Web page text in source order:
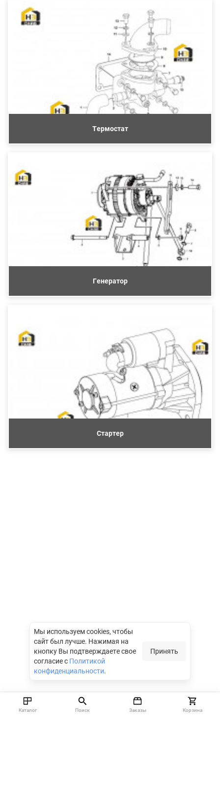
Термостат
Генератор
Стартер
Мы используем cookies, чтобы
сайт был лучше. Нажимая на
кнопку Вы подтверждаете свое
согласие с Политикой
конфиденциальности.
Принять
Каталог Поиск Заказы Корзина